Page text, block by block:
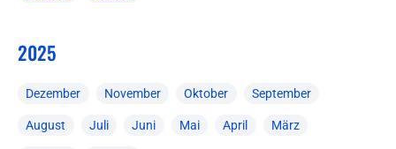
2025
Dezember November Oktober September
August Juli Juni Mai April März